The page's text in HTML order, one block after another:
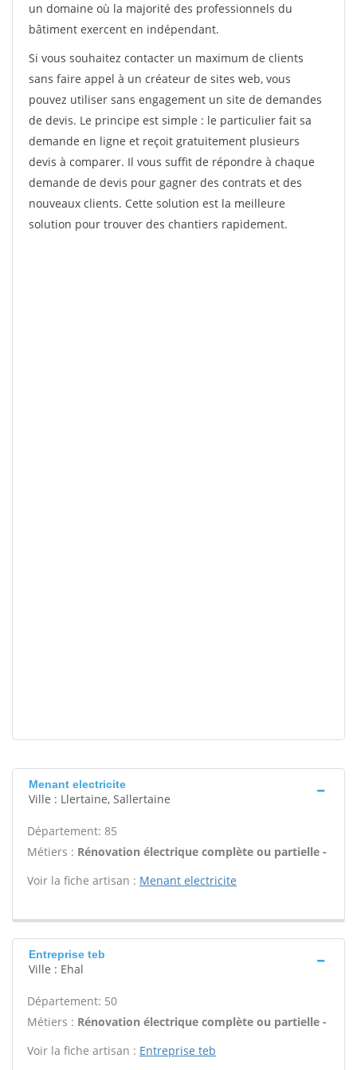
un domaine où la majorité des professionnels du
bâtiment exercent en indépendant.
Si vous souhaitez contacter un maximum de clients
sans faire appel à un créateur de sites web, vous
pouvez utiliser sans engagement un site de demandes
de devis. Le principe est simple : le particulier fait sa
demande en ligne et reçoit gratuitement plusieurs
devis à comparer. Il vous suffit de répondre à chaque
demande de devis pour gagner des contrats et des
nouveaux clients. Cette solution est la meilleure
solution pour trouver des chantiers rapidement.
Menant electricite
Ville : Llertaine, Sallertaine
Département: 85
Métiers : Rénovation électrique complète ou partielle -
Voir la fiche artisan : Menant electricite
Entreprise teb
Ville : Ehal
Département: 50
Métiers : Rénovation électrique complète ou partielle -
Voir la fiche artisan : Entreprise teb